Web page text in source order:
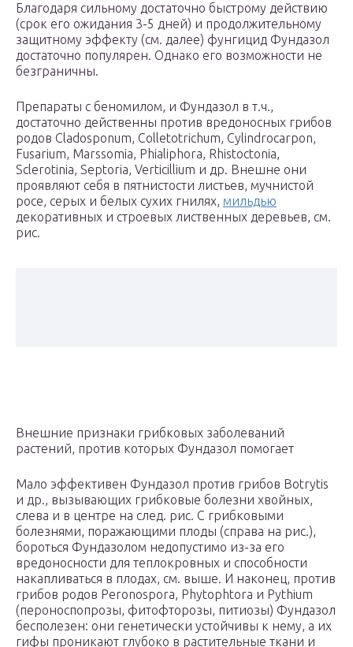
Благодаря сильному достаточно быстрому действию
(срок его ожидания 3-5 дней) и продолжительному
защитному эффекту (см. далее) фунгицид Фундазол
достаточно популярен. Однако его возможности не
безграничны.
Препараты с беномилом, и Фундазол в т.ч.,
достаточно действенны против вредоносных грибов
родов Cladosponum, Colletotrichum, Cylindrocarpon,
Fusarium, Marssomia, Phialiphora, Rhistoctonia,
Sclerotinia, Septoria, Verticillium и др. Внешне они
проявляют себя в пятнистости листьев, мучнистой
росе, серых и белых сухих гнилях, мильдью
декоративных и строевых лиственных деревьев, см.
рис.
Внешние признаки грибковых заболеваний
растений, против которых Фундазол помогает
Мало эффективен Фундазол против грибов Botrytis
и др., вызывающих грибковые болезни хвойных,
слева и в центре на след. рис. С грибковыми
болезнями, поражающими плоды (справа на рис.),
бороться Фундазолом недопустимо из-за его
вредоносности для теплокровных и способности
накапливаться в плодах, см. выше. И наконец, против
грибов родов Peronospora, Phytophtora и Pythium
(пероноспопрозы, фитофторозы, питиозы) Фундазол
бесполезен: они генетически устойчивы к нему, а их
гифы проникают глубоко в растительные ткани и